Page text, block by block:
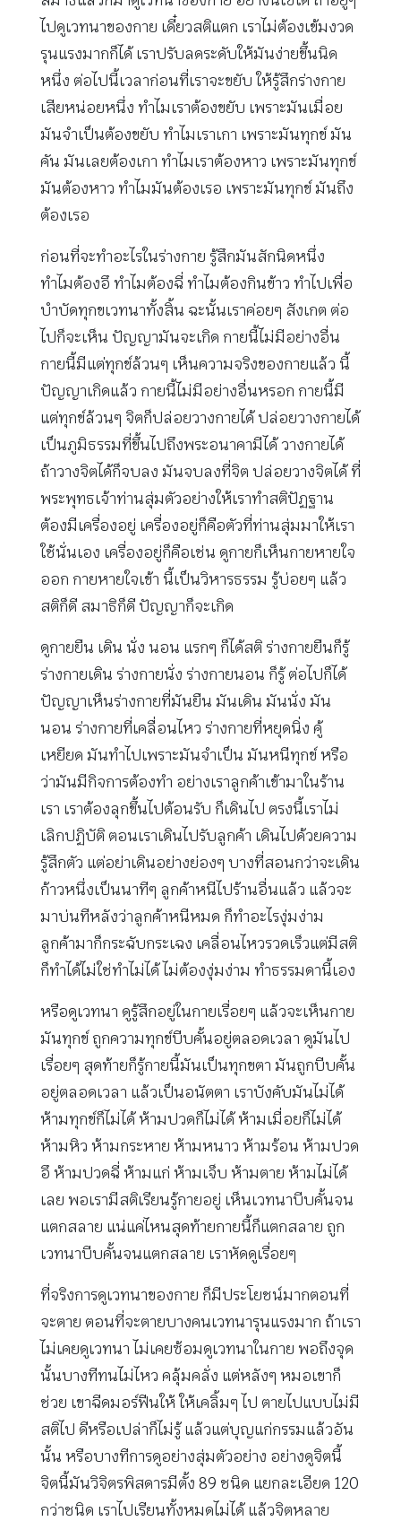
ไปดูเวทนาของกาย เดี๋ยวสติแตก เราไม่ต้องเข้มงวด
รุนแรงมากก็ได้ เราปรับลดระดับให้มันง่ายขึ้นนิด
หนึ่ง ต่อไปนี้เวลาก่อนที่เราจะขยับ ให้รู้สึกร่างกาย
เสียหน่อยหนึ่ง ทำไมเราต้องขยับ เพราะมันเมื่อย
มันจำเป็นต้องขยับ ทำไมเราเกา เพราะมันทุกข์ มัน
คัน มันเลยต้องเกา ทำไมเราต้องหาว เพราะมันทุกข์
มันต้องหาว ทำไมมันต้องเรอ เพราะมันทุกข์ มันถึง
ต้องเรอ
ก่อนที่จะทำอะไรในร่างกาย รู้สึกมันสักนิดหนึ่ง
ทำไมต้องอึ ทำไมต้องฉี่ ทำไมต้องกินข้าว ทำไปเพื่อ
บำบัดทุกขเวทนาทั้งสิ้น ฉะนั้นเราค่อยๆ สังเกต ต่อ
ไปก็จะเห็น ปัญญามันจะเกิด กายนี้ไม่มีอย่างอื่น
กายนี้มีแต่ทุกข์ล้วนๆ เห็นความจริงของกายแล้ว นี้
ปัญญาเกิดแล้ว กายนี้ไม่มีอย่างอื่นหรอก กายนี้มี
แต่ทุกข์ล้วนๆ จิตก็ปล่อยวางกายได้ ปล่อยวางกายได้
เป็นภูมิธรรมที่ขึ้นไปถึงพระอนาคามีได้ วางกายได้
ถ้าวางจิตได้ก็จบลง มันจบลงที่จิต ปล่อยวางจิตได้ ที่
พระพุทธเจ้าท่านสุ่มตัวอย่างให้เราทำสติปัฏฐาน
ต้องมีเครื่องอยู่ เครื่องอยู่ก็คือตัวที่ท่านสุ่มมาให้เรา
ใช้นั่นเอง เครื่องอยู่ก็คือเช่น ดูกายก็เห็นกายหายใจ
ออก กายหายใจเข้า นี้เป็นวิหารธรรม รู้บ่อยๆ แล้ว
สติก็ดี สมาธิก็ดี ปัญญาก็จะเกิด
ดูกายยืน เดิน นั่ง นอน แรกๆ ก็ได้สติ ร่างกายยืนก็รู้
ร่างกายเดิน ร่างกายนั่ง ร่างกายนอน ก็รู้ ต่อไปก็ได้
ปัญญาเห็นร่างกายที่มันยืน มันเดิน มันนั่ง มัน
นอน ร่างกายที่เคลื่อนไหว ร่างกายที่หยุดนิ่ง คู้
เหยียด มันทำไปเพราะมันจำเป็น มันหนีทุกข์ หรือ
ว่ามันมีกิจการต้องทำ อย่างเราลูกค้าเข้ามาในร้าน
เรา เราต้องลุกขึ้นไปต้อนรับ ก็เดินไป ตรงนี้เราไม่
เลิกปฏิบัติ ตอนเราเดินไปรับลูกค้า เดินไปด้วยความ
รู้สึกตัว แต่อย่าเดินอย่างย่องๆ บางที่สอนกว่าจะเดิน
ก้าวหนึ่งเป็นนาทีๆ ลูกค้าหนีไปร้านอื่นแล้ว แล้วจะ
มาบ่นทีหลังว่าลูกค้าหนีหมด ก็ทำอะไรงุ่มง่าม
ลูกค้ามาก็กระฉับกระเฉง เคลื่อนไหวรวดเร็วแต่มีสติ
ก็ทำได้ไม่ใช่ทำไม่ได้ ไม่ต้องงุ่มง่าม ทำธรรมดานี้เอง
หรือดูเวทนา ดูรู้สึกอยู่ในกายเรื่อยๆ แล้วจะเห็นกาย
มันทุกข์ ถูกความทุกข์บีบคั้นอยู่ตลอดเวลา ดูมันไป
เรื่อยๆ สุดท้ายก็รู้กายนี้มันเป็นทุกขตา มันถูกบีบคั้น
อยู่ตลอดเวลา แล้วเป็นอนัตตา เราบังคับมันไม่ได้
ห้ามทุกข์ก็ไม่ได้ ห้ามปวดก็ไม่ได้ ห้ามเมื่อยก็ไม่ได้
ห้ามหิว ห้ามกระหาย ห้ามหนาว ห้ามร้อน ห้ามปวด
อึ ห้ามปวดฉี่ ห้ามแก่ ห้ามเจ็บ ห้ามตาย ห้ามไม่ได้
เลย พอเรามีสติเรียนรู้กายอยู่ เห็นเวทนาบีบคั้นจน
แตกสลาย แน่แค่ไหนสุดท้ายกายนี้ก็แตกสลาย ถูก
เวทนาบีบคั้นจนแตกสลาย เราหัดดูเรื่อยๆ
ที่จริงการดูเวทนาของกาย ก็มีประโยชน์มากตอนที่
จะตาย ตอนที่จะตายบางคนเวทนารุนแรงมาก ถ้าเรา
ไม่เคยดูเวทนา ไม่เคยซ้อมดูเวทนาในกาย พอถึงจุด
นั้นบางทีทนไม่ไหว คลุ้มคลั่ง แต่หลังๆ หมอเขาก็
ช่วย เขาฉีดมอร์ฟีนให้ ให้เคลิ้มๆ ไป ตายไปแบบไม่มี
สติไป ดีหรือเปล่าก็ไม่รู้ แล้วแต่บุญแก่กรรมแล้วอัน
นั้น หรือบางทีการดูอย่างสุ่มตัวอย่าง อย่างดูจิตนี้
จิตนี้มันวิจิตรพิสดารมีตั้ง 89 ชนิด แยกละเอียด 120
กว่าชนิด เราไปเรียนทั้งหมดไม่ได้ แล้วจิตหลาย